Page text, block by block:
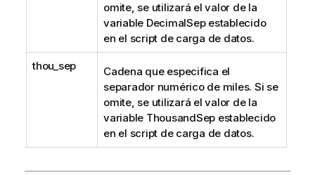
omite, se utilizará el valor de la
variable DecimalSepestablecido
en el script de carga de datos.
thou_sep
Cadena que especifica el
separador numérico de miles. Si se
omite, se utilizará el valor de la
variable ThousandSep establecido
en el script de carga de datos.